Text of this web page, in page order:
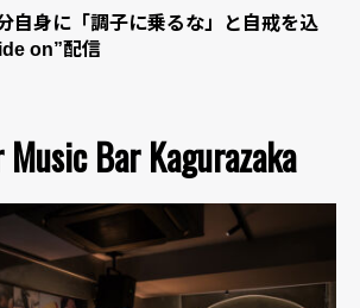
自身に「調子に乗るな」と自戒を込
on”配信
Bar Kagurazaka